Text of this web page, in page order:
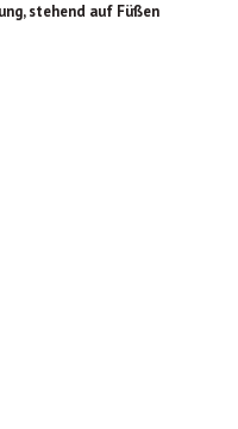
stehend auf Füßen